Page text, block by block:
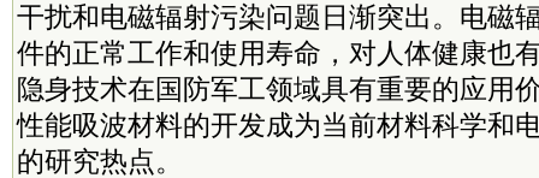
干扰和电磁辐射污染问题日渐突出。电磁
件的正常工作和使用寿命，对人体健康也
隐身技术在国防军工领域具有重要的应用
性能吸波材料的开发成为当前材料科学和
的研究热点。